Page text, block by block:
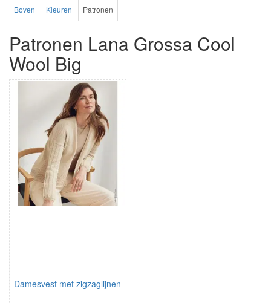
Boven Kleuren Patronen
Patronen Lana Grossa Cool
Wool Big
Damesvest met zigzaglijnen